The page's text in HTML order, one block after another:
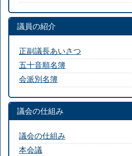
議員の紹介
正副議長あいさつ
五十音順名簿
会派別名簿
議会の仕組み
議会の仕組み
本会議